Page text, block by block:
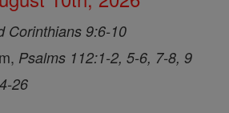
Corinthians 9:6-10
Psalms 112:1-2, 5-6, 7-8, 9
26